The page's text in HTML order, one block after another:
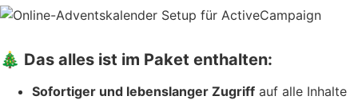
🎄 Das alles ist im Paket enthalten:
Sofortiger und lebenslanger Zugriff auf alle Inhalte